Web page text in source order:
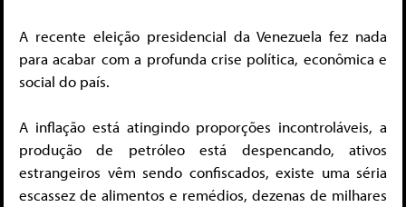
A recente eleição presidencial da Venezuela fez nada
para acabar com a profunda crise política, econômica e
social do país.
A inflação está atingindo proporções incontroláveis, a
produção de petróleo está despencando, ativos
estrangeiros vêm sendo confiscados, existe uma séria
escassez de alimentos e remédios, dezenas de milhares